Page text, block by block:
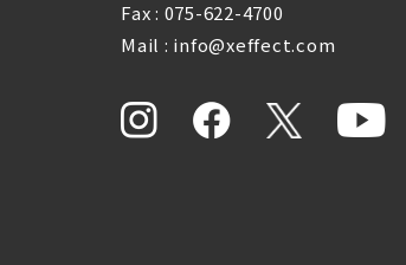
Fax : 075-622-4700
Mail : info@xeffect.com